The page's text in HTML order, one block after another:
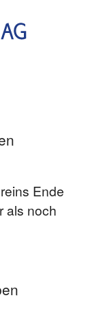
Ende
als noch